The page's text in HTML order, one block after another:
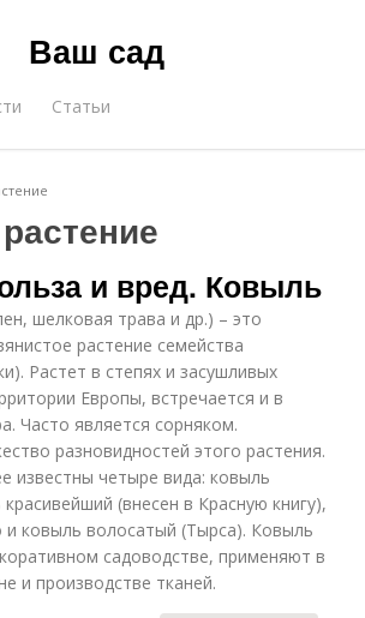
Ваш сад
Статьи
и вред. Ковыль
шелковая трава и др.) – это
растение семейства
Растет в степях и засушливых
Европы, встречается и в
Часто является сорняком.
разновидностей этого растения.
известны четыре вида: ковыль
(внесен в Красную книгу),
и ковыль волосатый (Тырса). Ковыль
садоводстве, применяют в
и производстве тканей.